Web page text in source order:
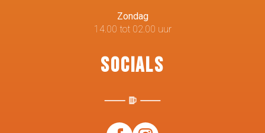
Zondag
14.00 tot 02.00 uur
Socials